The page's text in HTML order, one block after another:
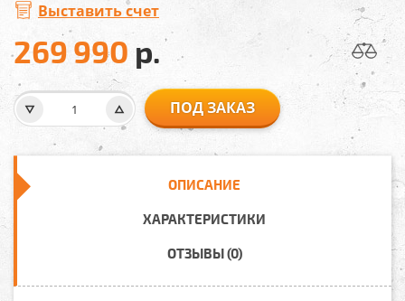
Выставить счет
269 990 р.
ПОД ЗАКАЗ
ОПИСАНИЕ
ХАРАКТЕРИСТИКИ
ОТЗЫВЫ (0)